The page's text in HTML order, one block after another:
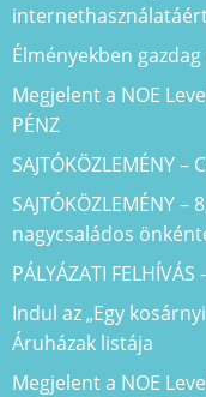
Élményekben
Megjelent a NOE
PÉNZ
SAJTÓKÖZLEMÉNY
SAJTÓKÖZLEMÉNY
nagycsaládos
PÁLYÁZATI
Indul az „Egy
Áruházak listája
Megjelent a NOE